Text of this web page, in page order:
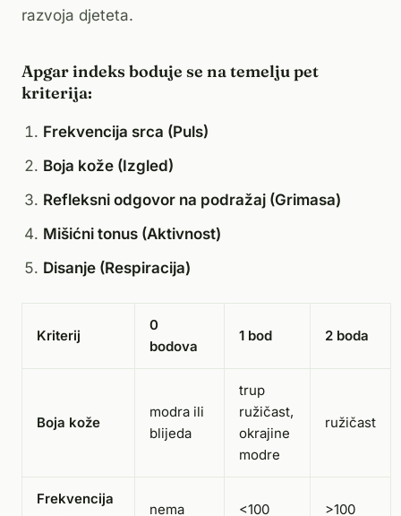
razvoja djeteta.
Apgar indeks boduje se na temelju pet
kriterija:
Frekvencija srca (Puls)
Boja kože (Izgled)
Refleksni odgovor na podražaj (Grimasa)
Mišićni tonus (Aktivnost)
Disanje (Respiracija)
Kriterij
0
bodova
1 bod 2 boda
Boja kože
modra ili
blijeda
trup
ružičast,
okrajine
modre
ružičast
Frekvencija
nema <100 >100